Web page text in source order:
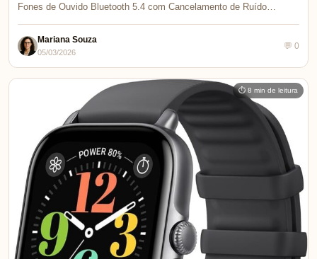
Fones de Ouvido Bluetooth 5.4 com Cancelamento de Ruído…
Mariana Souza
05/03/2026
💬 0
⏱ 8 min de leitura